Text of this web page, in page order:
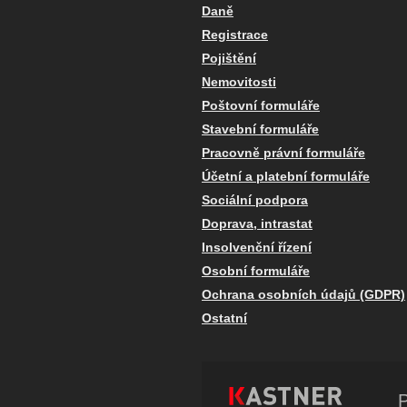
Daně
Registrace
Pojištění
Nemovitosti
Poštovní formuláře
Stavební formuláře
Pracovně právní formuláře
Účetní a platební formuláře
Sociální podpora
Doprava, intrastat
Insolvenční řízení
Osobní formuláře
Ochrana osobních údajů (GDPR)
Ostatní